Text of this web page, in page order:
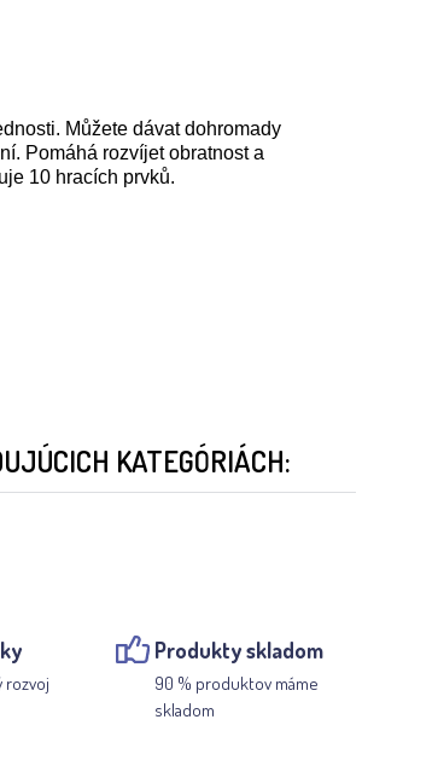
Můžete dávat dohromady
Pomáhá rozvíjet obratnost a
10 hracích prvků.
KATEGÓRIÁCH:
rozvoj
Produkty skladom
90 % produktov máme
skladom